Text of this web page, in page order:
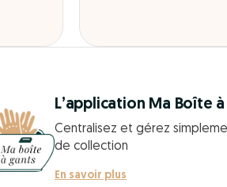
L’application Ma Boîte
Centralisez et gérez
de collection
En savoir plus